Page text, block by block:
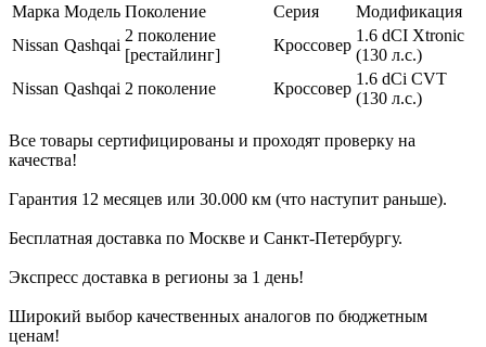
Марка Модель Поколение Серия
Модификация
Nissan Qashqai
2 поколение
[рестайлинг]
Кроссовер
1.6 dCI Xtronic
(130 л.с.)
Nissan Qashqai 2 поколение Кроссовер
1.6 dCi CVT
(130 л.с.)
Все товары сертифицированы и проходят проверку на
качества!
Гарантия 12 месяцев или 30.000 км (что наступит раньше).
Бесплатная доставка по Москве и Санкт-Петербургу.
Экспресс доставка в регионы за 1 день!
Широкий выбор качественных аналогов по бюджетным
ценам!